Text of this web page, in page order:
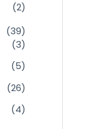
(2)
(39)
(3)
(5)
(26)
(4)